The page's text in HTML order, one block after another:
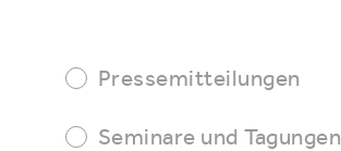
Pressemitteilungen
Seminare und Tagungen